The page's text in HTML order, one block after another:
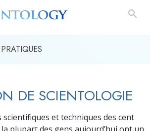
DE SCIENTOLOGIE
scientifiques et techniques des cent